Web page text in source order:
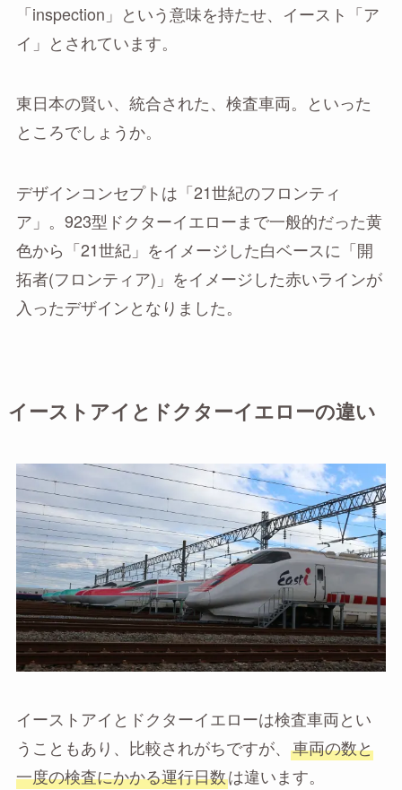
「inspection」という意味を持たせ、イースト「ア
イ」とされています。
東日本の賢い、統合された、検査車両。といった
ところでしょうか。
デザインコンセプトは「21世紀のフロンティ
ア」。923型ドクターイエローまで一般的だった黄
色から「21世紀」をイメージした白ベースに「開
拓者(フロンティア)」をイメージした赤いラインが
入ったデザインとなりました。
イーストアイとドクターイエローの違い
イーストアイとドクターイエローは検査車両とい
うこともあり、比較されがちですが、 車両の数と
一度の検査にかかる運行日数は違います。